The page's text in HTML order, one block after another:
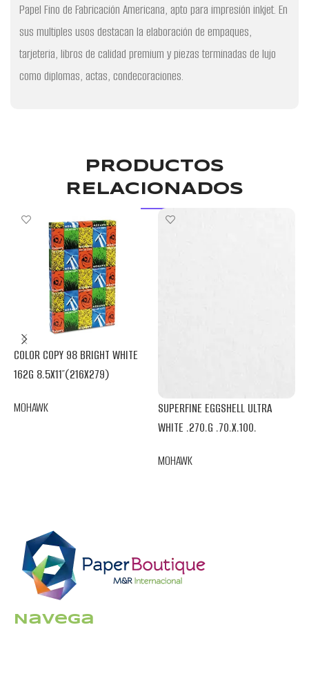
Papel Fino de Fabricación Americana, apto para impresión inkjet. En
sus multiples usos destacan la elaboración de empaques,
tarjeteria, libros de calidad premium y piezas terminadas de lujo
como diplomas, actas, condecoraciones.
PRODUCTOS
RELACIONADOS
COLOR COPY 98 BRIGHT WHITE
162G 8.5X11″(216X279)
MOHAWK
SUPERFINE EGGSHELL ULTRA
WHITE .270.G .70.X.100.
MOHAWK
Navega